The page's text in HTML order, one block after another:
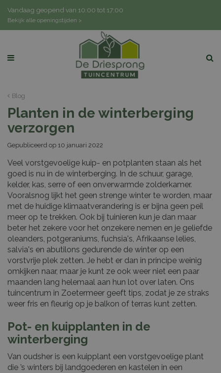
Blog
Vandaag geopend van 10:00 tot 17:00
Bekijk alle openingstijden >
Planten in de winterberging
verzorgen
Gepubliceerd op 10 januari 2022
Veel vorstgevoelige kuip- en potplanten staan als het
goed is nu in de winterberging. In de schuur, garage,
kelder, kas, serre of een onverwarmde zolderkamer.
Vooralsnog lijkt het geen strenge winter te worden, maar
met de huidige klimaatverandering is er bijna geen peil
meer op te trekken. Ook bij tuinieren kun je dan maar
beter het zekere voor het onzekere nemen en je geliefde
oleanders, potgeraniums, fuchsia's, Afrikaanse lelies,
salvia's en abutilons gedurende de winter op een
vorstvrije plek zetten. Je hebt er dan in principe weinig
omkijken naar, maar je kunt ze ook weer niet een paar
maanden lang helemaal aan hun lot over laten. Ons
tuincentrum in Zoetermeer geeft tips, zodat je ze straks
weer fris en fleurig op je balkon of terras kunt zetten.
Pot- en kuipplanten in de
winterberging
Van oudsher is een kuipplant een vorstgevoelige plant
die ’s winters bij landgoederen en kastelen in een